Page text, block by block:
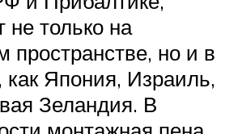
не только на
пространстве, но и в
как Япония, Израиль,
Зеландия. В